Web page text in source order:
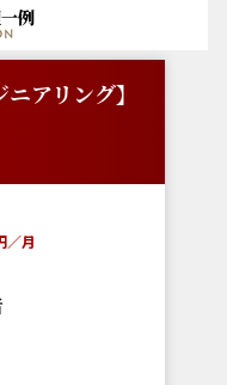
例
アリング】
／月